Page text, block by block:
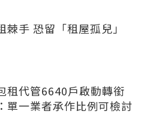
棘手 恐留「租屋孤兒」
租代管6640戶啟動轉銜
單一業者承作比例可檢討